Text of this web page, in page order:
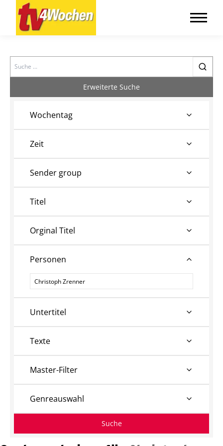
Search
Erweiterte Suche
Wochentag
Zeit
Sender group
Titel
Orginal Titel
Personen
Personen
Untertitel
Texte
Master-Filter
Genreauswahl
Suche